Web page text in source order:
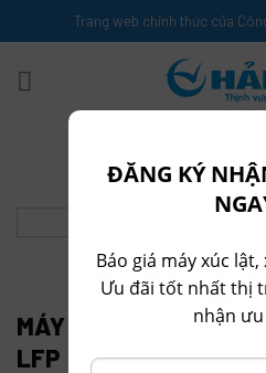
to
content
Trang web chính thức của
TRANG CHỦ / MÁY XÚC ĐÀO /
MÁY XÚC ĐÀO ĐIỆN
LFP
ĐĂNG KÝ
Báo giá máy xúc lật,
Ưu đãi tốt nhất thị
nhận